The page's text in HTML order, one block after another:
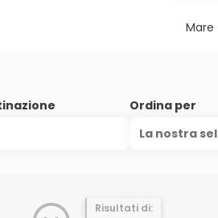
Mare
Ordina per
La nostra
Risultati di: